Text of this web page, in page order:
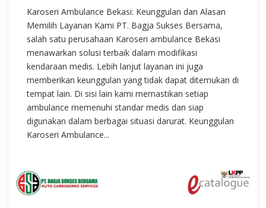
Karoseri Ambulance Bekasi: Keunggulan dan Alasan
Memilih Layanan Kami PT. Bagja Sukses Bersama,
salah satu perusahaan Karoseri ambulance Bekasi
menawarkan solusi terbaik dalam modifikasi
kendaraan medis. Lebih lanjut layanan ini juga
memberikan keunggulan yang tidak dapat ditemukan di
tempat lain. Di sisi lain kami memastikan setiap
ambulance memenuhi standar medis dan siap
digunakan dalam berbagai situasi darurat. Keunggulan
Karoseri Ambulance...